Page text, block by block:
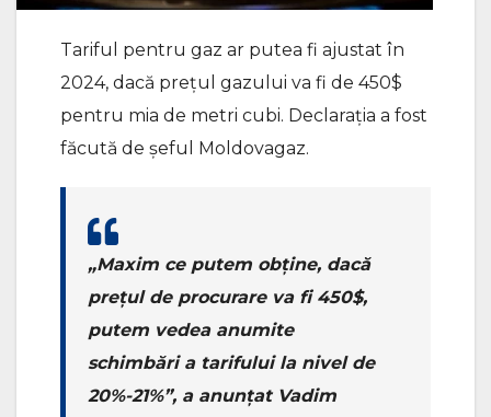
Tariful pentru gaz ar putea fi ajustat în
2024, dacă prețul gazului va fi de 450$
pentru mia de metri cubi. Declarația a fost
făcută de șeful Moldovagaz.
„Maxim ce putem obține, dacă
prețul de procurare va fi 450$,
putem vedea anumite
schimbări a tarifului la nivel de
20%-21%”, a anunțat Vadim